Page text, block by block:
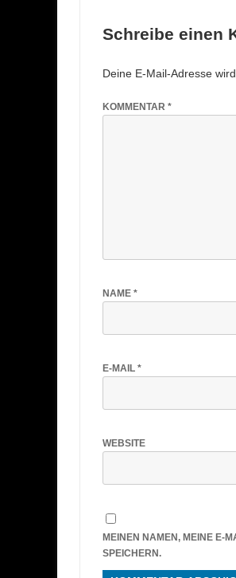
Schreibe einen
Deine E-Mail-Adresse
KOMMENTAR *
NAME *
E-MAIL *
WEBSITE
MEINEN NAMEN, MEINE E-
SPEICHERN.